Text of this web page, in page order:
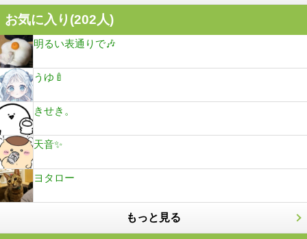
お気に入り(202人)
明るい表通りで🎶
うゆ🍼
きせき。
天音✨️
ヨタロー
もっと見る